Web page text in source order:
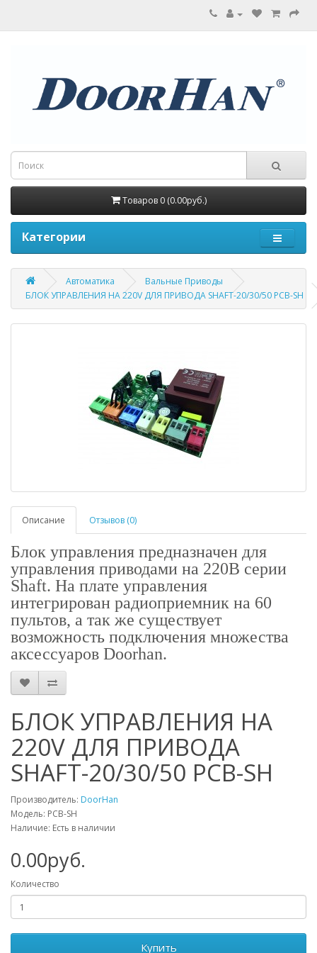
Товаров 0 (0.00руб.)
Категории
Автоматика
Вальные Приводы
БЛОК УПРАВЛЕНИЯ НА 220V ДЛЯ ПРИВОДА SHAFT-20/30/50 PCB-SH
Описание Отзывов (0)
Блок управления предназначен для
управления приводами на 220В серии
Shaft. На плате управления
интегрирован радиоприемник на 60
пультов, а так же существует
возможность подключения множества
аксессуаров Doorhan.
БЛОК УПРАВЛЕНИЯ НА
220V ДЛЯ ПРИВОДА
SHAFT-20/30/50 PCB-SH
Производитель: DoorHan
Модель: PCB-SH
Наличие: Есть в наличии
0.00руб.
Количество
Купить